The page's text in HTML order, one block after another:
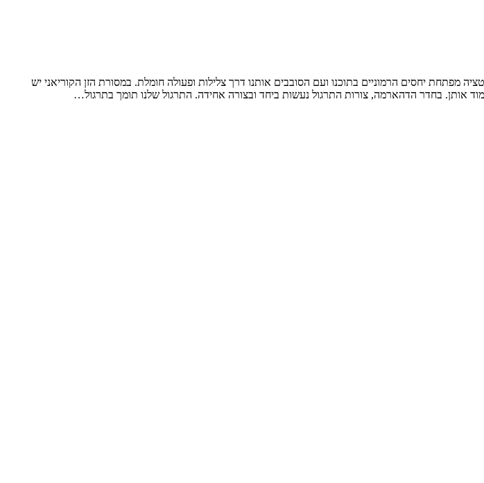
מפתחת יחסים הרמוניים בתוכנו ועם הסובבים אותנו דרך צלילות ופעולה חומלת. במסורת הזן הקוריאני יש
אותן. בחדר הדהארמה, צורות התרגול נעשות ביחד ובצורה אחידה. התרגול שלנו תומך בתרגול…